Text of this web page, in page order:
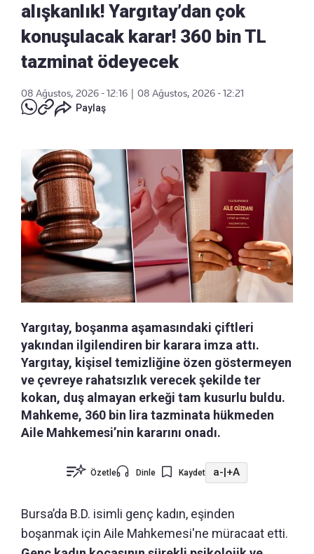
alışkanlık! Yargıtay’dan çok
konuşulacak karar! 360 bin TL
tazminat ödeyecek
08 Ağustos, 2026 - 12:16
08 Ağustos, 2026 - 12:21
Paylaş
Yargıtay, boşanma aşamasındaki çiftleri
yakından ilgilendiren bir karara imza attı.
Yargıtay, kişisel temizliğine özen göstermeyen
ve çevreye rahatsızlık verecek şekilde ter
kokan, duş almayan erkeği tam kusurlu buldu.
Mahkeme, 360 bin lira tazminata hükmeden
Aile Mahkemesi’nin kararını onadı.
Özetle Dinle Kaydet a-|+A
Bursa’da B.D. isimli genç kadın, eşinden
boşanmak için Aile Mahkemesi'ne müracaat etti.